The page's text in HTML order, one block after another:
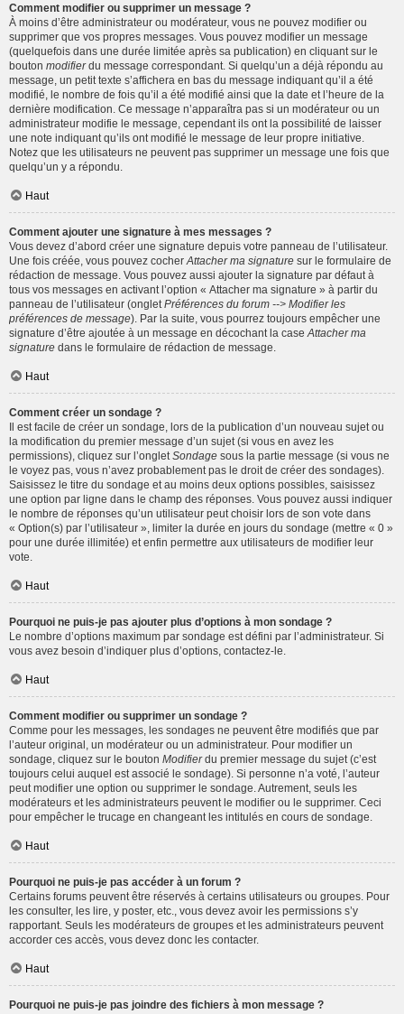
Comment modifier ou supprimer un message ?
À moins d’être administrateur ou modérateur, vous ne pouvez modifier ou
supprimer que vos propres messages. Vous pouvez modifier un message
(quelquefois dans une durée limitée après sa publication) en cliquant sur le
bouton modifierdu message correspondant. Si quelqu’un a déjà répondu au
message, un petit texte s’affichera en bas du message indiquant qu’il a été
modifié, le nombre de fois qu’il a été modifié ainsi que la date et l’heure de la
dernière modification. Ce message n’apparaîtra pas si un modérateur ou un
administrateur modifie le message, cependant ils ont la possibilité de laisser
une note indiquant qu’ils ont modifié le message de leur propre initiative.
Notez que les utilisateurs ne peuvent pas supprimer un message une fois que
quelqu’un y a répondu.
Haut
Comment ajouter une signature à mes messages ?
Vous devez d’abord créer une signature depuis votre panneau de l’utilisateur.
Une fois créée, vous pouvez cocher Attacher ma signature sur le formulaire de
rédaction de message. Vous pouvez aussi ajouter la signature par défaut à
tous vos messages en activant l’option « Attacher ma signature » à partir du
panneau de l’utilisateur (onglet Préférences du forum --> Modifier les
préférences de message). Par la suite, vous pourrez toujours empêcher une
signature d’être ajoutée à un message en décochant la case Attacher ma
signature dans le formulaire de rédaction de message.
Haut
Comment créer un sondage ?
Il est facile de créer un sondage, lors de la publication d’un nouveau sujet ou
la modification du premier message d’un sujet (si vous en avez les
permissions), cliquez sur l’onglet Sondage sous la partie message (si vous ne
le voyez pas, vous n’avez probablement pas le droit de créer des sondages).
Saisissez le titre du sondage et au moins deux options possibles, saisissez
une option par ligne dans le champ des réponses. Vous pouvez aussi indiquer
le nombre de réponses qu’un utilisateur peut choisir lors de son vote dans
« Option(s) par l’utilisateur », limiter la durée en jours du sondage (mettre « 0 »
pour une durée illimitée) et enfin permettre aux utilisateurs de modifier leur
vote.
Haut
Pourquoi ne puis-je pas ajouter plus d’options à mon sondage ?
Le nombre d’options maximum par sondage est défini par l’administrateur. Si
vous avez besoin d’indiquer plus d’options, contactez-le.
Haut
Comment modifier ou supprimer un sondage ?
Comme pour les messages, les sondages ne peuvent être modifiés que par
l’auteur original, un modérateur ou un administrateur. Pour modifier un
sondage, cliquez sur le bouton Modifierdu premier message du sujet (c’est
toujours celui auquel est associé le sondage). Si personne n’a voté, l’auteur
peut modifier une option ou supprimer le sondage. Autrement, seuls les
modérateurs et les administrateurs peuvent le modifier ou le supprimer. Ceci
pour empêcher le trucage en changeant les intitulés en cours de sondage.
Haut
Pourquoi ne puis-je pas accéder à un forum ?
Certains forums peuvent être réservés à certains utilisateurs ou groupes. Pour
les consulter, les lire, y poster, etc., vous devez avoir les permissions s’y
rapportant. Seuls les modérateurs de groupes et les administrateurs peuvent
accorder ces accès, vous devez donc les contacter.
Haut
Pourquoi ne puis-je pas joindre des fichiers à mon message ?